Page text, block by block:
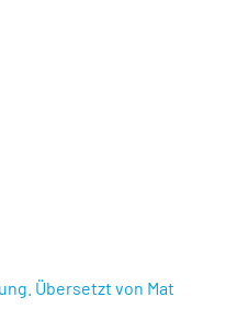
Übersetzt von Mat